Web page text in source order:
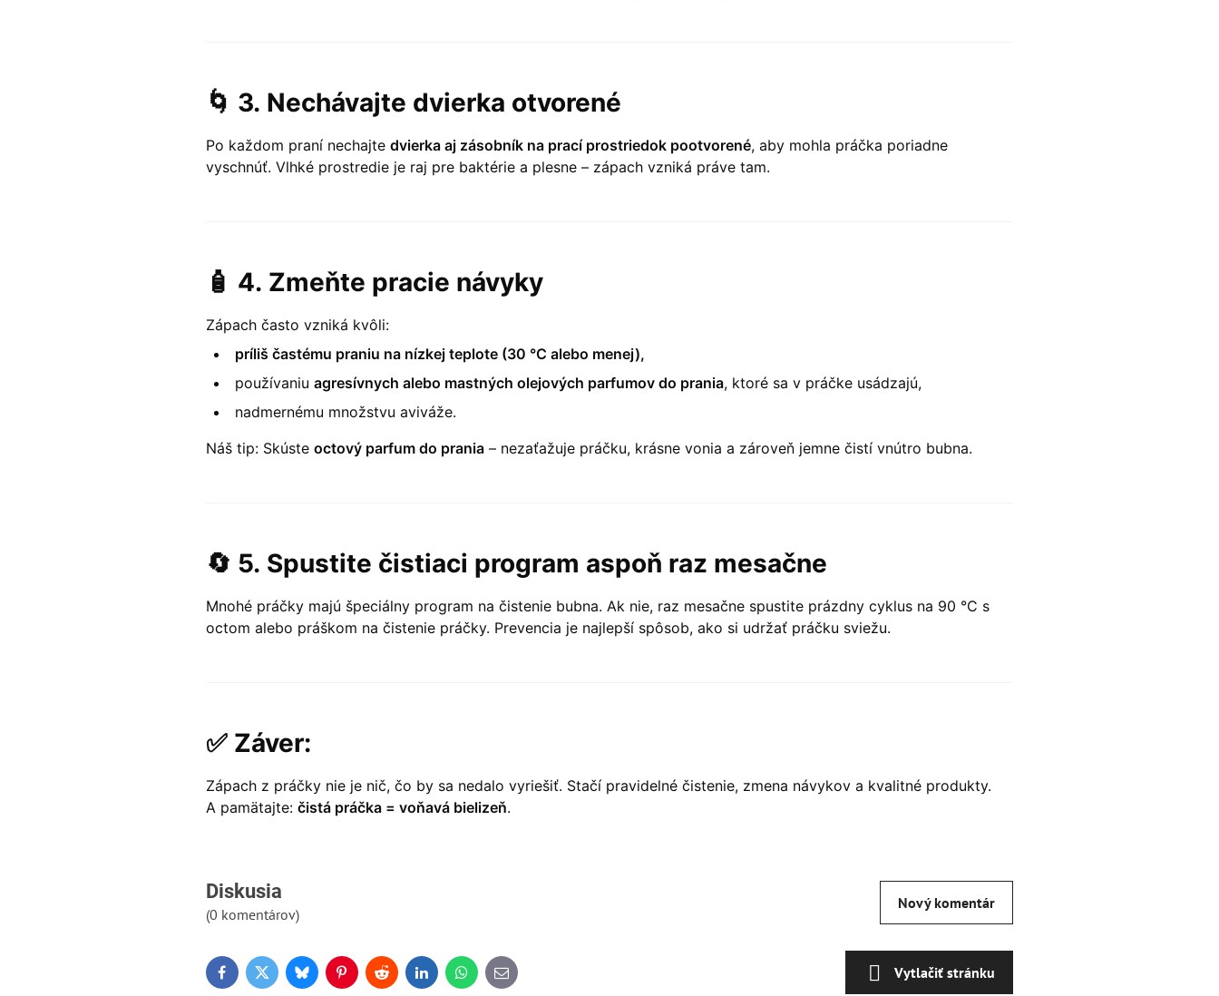
🌀 3. Nechávajte dvierka otvorené
Po každom praní nechajte dvierka aj zásobník na prací prostriedok pootvorené, aby mohla práčka poriadne
vyschnúť. Vlhké prostredie je raj pre baktérie a plesne – zápach vzniká práve tam.
🧴 4. Zmeňte pracie návyky
Zápach často vzniká kvôli:
príliš častému praniu na nízkej teplote (30 °C alebo menej),
používaniu agresívnych alebo mastných olejových parfumov do prania, ktoré sa v práčke usádzajú,
nadmernému množstvu aviváže.
Náš tip: Skúste octový parfum do prania– nezaťažuje práčku, krásne vonia a zároveň jemne čistí vnútro bubna.
🔄 5. Spustite čistiaci program aspoň raz mesačne
Mnohé práčky majú špeciálny program na čistenie bubna. Ak nie, raz mesačne spustite prázdny cyklus na 90 °C s
octom alebo práškom na čistenie práčky. Prevencia je najlepší spôsob, ako si udržať práčku sviežu.
✅ Záver:
Zápach z práčky nie je nič, čo by sa nedalo vyriešiť. Stačí pravidelné čistenie, zmena návykov a kvalitné produkty.
A pamätajte: čistá práčka = voňavá bielizeň.
Diskusia
(0 komentárov)
Nový komentár
FacebookTwitterBlueskyPinterestRedditLinkedInWhatsApp
E-
Vytlačiť stránku